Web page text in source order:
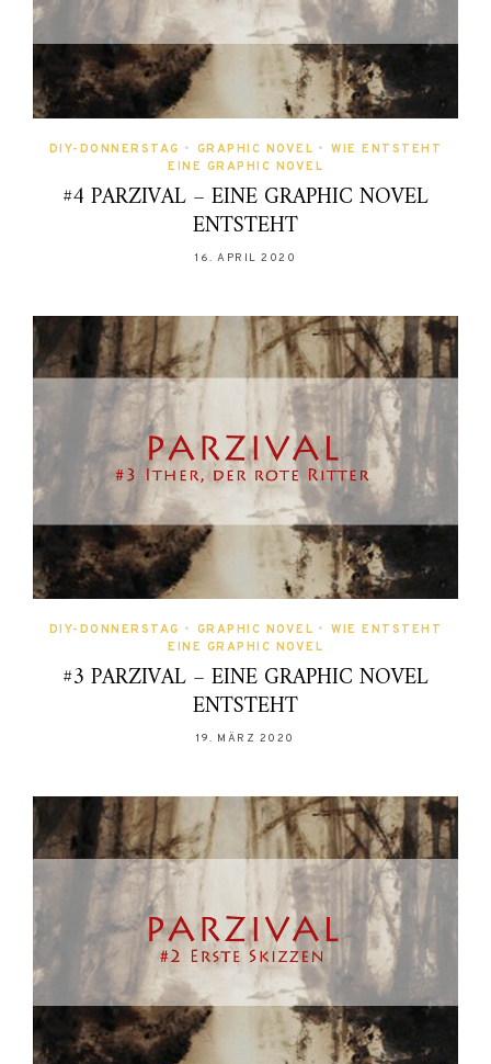
DIY-DONNERSTAG • GRAPHIC NOVEL • WIE ENTSTEHT
EINE GRAPHIC NOVEL
#4 PARZIVAL – EINE GRAPHIC NOVEL
ENTSTEHT
16. APRIL 2020
DIY-DONNERSTAG • GRAPHIC NOVEL • WIE ENTSTEHT
EINE GRAPHIC NOVEL
#3 PARZIVAL – EINE GRAPHIC NOVEL
ENTSTEHT
19. MÄRZ 2020